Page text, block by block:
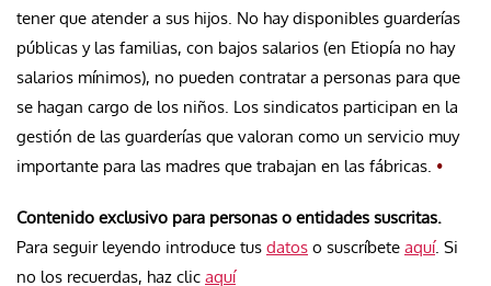
tener que atender a sus hijos. No hay disponibles guarderías
públicas y las familias, con bajos salarios (en Etiopía no hay
salarios mínimos), no pueden contratar a personas para que
se hagan cargo de los niños. Los sindicatos participan en la
gestión de las guarderías que valoran como un servicio muy
importante para las madres que trabajan en las fábricas. •
Contenido exclusivo para personas o entidades suscritas.
Para seguir leyendo introduce tus datos o suscríbete aquí. Si
no los recuerdas, haz clic aquí